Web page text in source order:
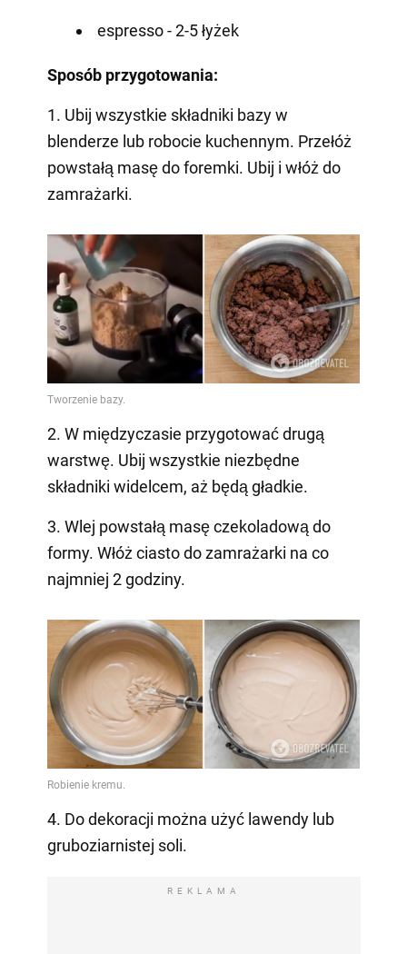
espresso - 2-5 łyżek
Sposób przygotowania:
1. Ubij wszystkie składniki bazy w
blenderze lub robocie kuchennym. Przełóż
powstałą masę do foremki. Ubij i włóż do
zamrażarki.
2. W międzyczasie przygotować drugą
warstwę. Ubij wszystkie niezbędne
składniki widelcem, aż będą gładkie.
3. Wlej powstałą masę czekoladową do
formy. Włóż ciasto do zamrażarki na co
najmniej 2 godziny.
4. Do dekoracji można użyć lawendy lub
gruboziarnistej soli.
REKLAMA